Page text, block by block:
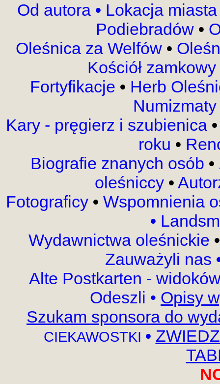
Od autora • Lokacja miasta
Podiebradów •
Oleśnica za Welfów •
Kościół zamkowy
Fortyfikacje • Herb
Numizmaty
Kary - pręgierz i szubienica •
roku •
Biografie znanych osób •
oleśniccy •
Fotograficy • Wspomnienia
•
Wydawnictwa oleśnickie •
Zauważyli nas
Alte Postkarten -
Odeszli • Opisy
Szukam sponsora do
CIEKAWOSTKI •